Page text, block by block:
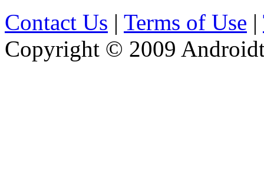
Contact Us | Terms of Use |
Copyright © 2009